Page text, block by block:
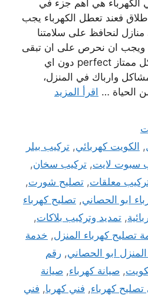
الكهرباء هي اهم جزء في
فعند تعطل الكهرباء يجب
منازل لنحافظ على سلامتنا
ويجب ان نحرص على ان تبقى
كهرباء المنزل تعمل بشكل ممتاز perfect دون اي
وارباك في المنزل،
الحياة … اقرأ المزيد
, الكويت كهربائي,تركيب بيلر
سبوت لايت, تركيب سخان,
معلقات, تصليح شورت,
ابو الحصاني, تصليح كهرباء
, تمديد وتركيب بلاكات,
تصليح كهرباء المنزل, خدمة
ابو الحصاني, رقم
, صيانة كهرباء, صيانة
تصليح كهرباء, فني كهربا, فني